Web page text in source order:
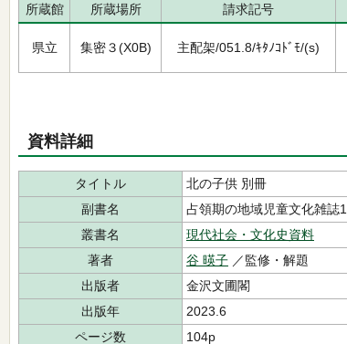
所蔵館 所蔵場所 請求記号
県立 集密３(X0B) 主配架/051.8/ｷﾀﾉｺﾄﾞﾓ/(s)
資料詳細
タイトル
北の子供 別冊
副書名
占領期の地域児童文化雑誌
叢書名
現代社会・文化史資料
著者
谷 暎子 ／監修・解題
出版者
金沢文圃閣
出版年
2023.6
ページ数
104p